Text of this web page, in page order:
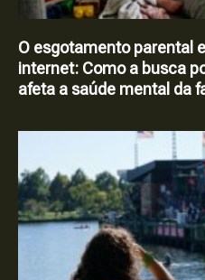
O esgotamento parental
internet: Como a busca
afeta a saúde mental da